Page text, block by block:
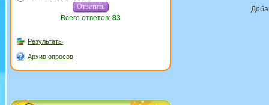
Всего ответов: 83
Результаты
Архив опросов